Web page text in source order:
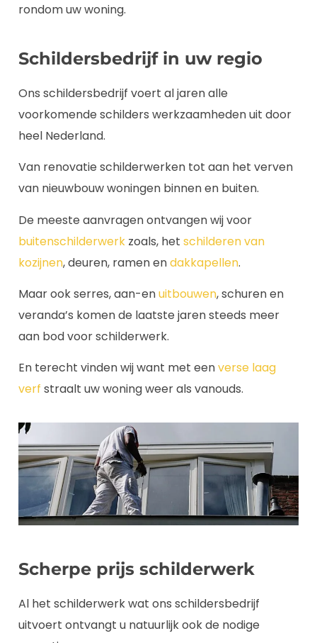
rondom uw woning.
Schildersbedrijf in uw regio
Ons schildersbedrijf voert al jaren alle
voorkomende schilders werkzaamheden uit door
heel Nederland.
Van renovatie schilderwerken tot aan het verven
van nieuwbouw woningen binnen en buiten.
De meeste aanvragen ontvangen wij voor
buitenschilderwerk zoals, het schilderen van
kozijnen, deuren, ramen endakkapellen.
Maar ook serres, aan-enuitbouwen, schuren en
veranda’s komen de laatste jaren steeds meer
aan bod voor schilderwerk.
En terecht vinden wij want met eenverse laag
verf straalt uw woning weer als vanouds.
Scherpe prijs schilderwerk
Al het schilderwerk wat ons schildersbedrijf
uitvoert ontvangt u natuurlijk ook de nodige